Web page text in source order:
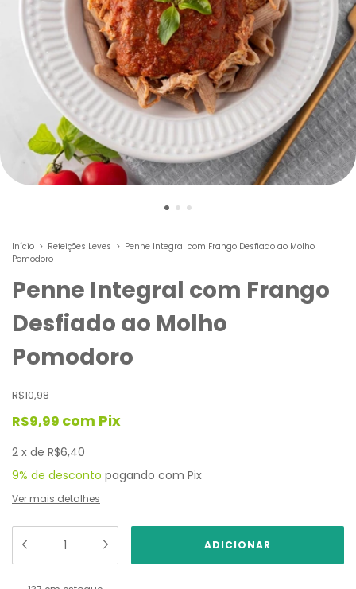
Início > Refeições Leves > Penne Integral com Frango Desfiado ao Molho
Pomodoro
Penne Integral com Frango
Desfiado ao Molho
Pomodoro
R$10,98
R$9,99 com Pix
2 x de R$6,40
9% de desconto pagando com Pix
Ver mais detalhes